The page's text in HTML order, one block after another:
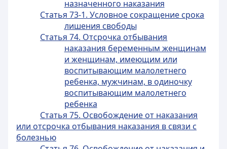
назначенного наказания
Статья 73-1. Условное сокращение срока
лишения свободы
Статья 74. Отсрочка отбывания
наказания беременным женщинам
и женщинам, имеющим или
воспитывающим малолетнего
ребенка, мужчинам, в одиночку
воспитывающим малолетнего
ребенка
Статья 75. Освобождение от наказания
или отсрочка отбывания наказания в связи с
болезнью